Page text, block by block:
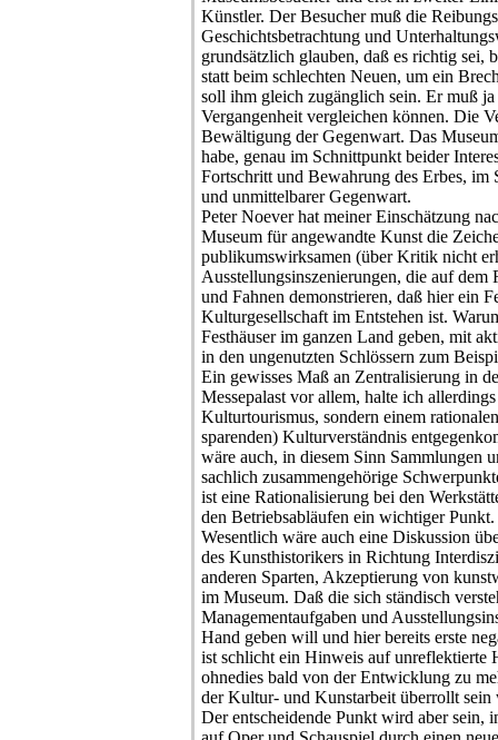
Künstler. Der Besucher muß die
Geschichtsbetrachtung und
grundsätzlich glauben, daß es richtig sei,
statt beim schlechten Neuen, um ein
soll ihm gleich zugänglich sein. Er muß
Vergangenheit vergleichen können. Die
Bewältigung der Gegenwart. Das
habe, genau im Schnittpunkt beider
Fortschritt und Bewahrung des Erbes,
und unmittelbarer Gegenwart.
Peter Noever hat meiner Einschätzung
Museum für angewandte Kunst die
publikumswirksamen (über Kritik nicht
Ausstellungsinszenierungen, die auf dem
und Fahnen demonstrieren, daß hier ein
Kulturgesellschaft im Entstehen ist.
Festhäuser im ganzen Land geben, mit
in den ungenutzten Schlössern zum
Ein gewisses Maß an Zentralisierung in
Messepalast vor allem, halte ich
Kulturtourismus, sondern einem
sparenden) Kulturverständnis
wäre auch, in diesem Sinn Sammlungen
sachlich zusammengehörige
ist eine Rationalisierung bei den
den Betriebsabläufen ein wichtiger Punkt.
Wesentlich wäre auch eine Diskussion
des Kunsthistorikers in Richtung
anderen Sparten, Akzeptierung von
im Museum. Daß die sich ständisch
Managementaufgaben und
Hand geben will und hier bereits erste
ist schlicht ein Hinweis auf unreflektierte
ohnedies bald von der Entwicklung zu
der Kultur- und Kunstarbeit überrollt sein
Der entscheidende Punkt wird aber sein,